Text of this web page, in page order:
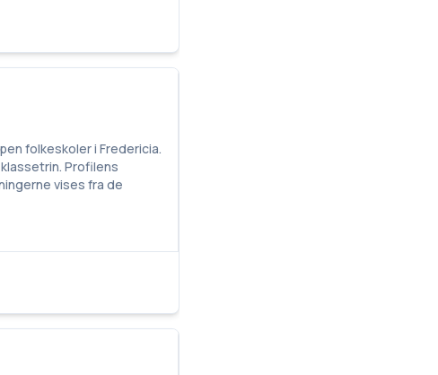
folkeskoler i Fredericia.
Profilens
vises fra de